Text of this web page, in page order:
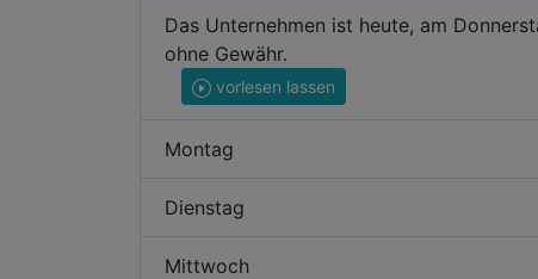
Das Unternehmen ist heute, am
ohne Gewähr.
vorlesen lassen
Montag
Dienstag
Mittwoch